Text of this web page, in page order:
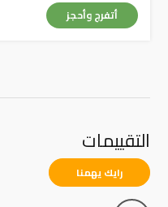
أتفرج وأحجز
التقييمات
رايك يهمنا